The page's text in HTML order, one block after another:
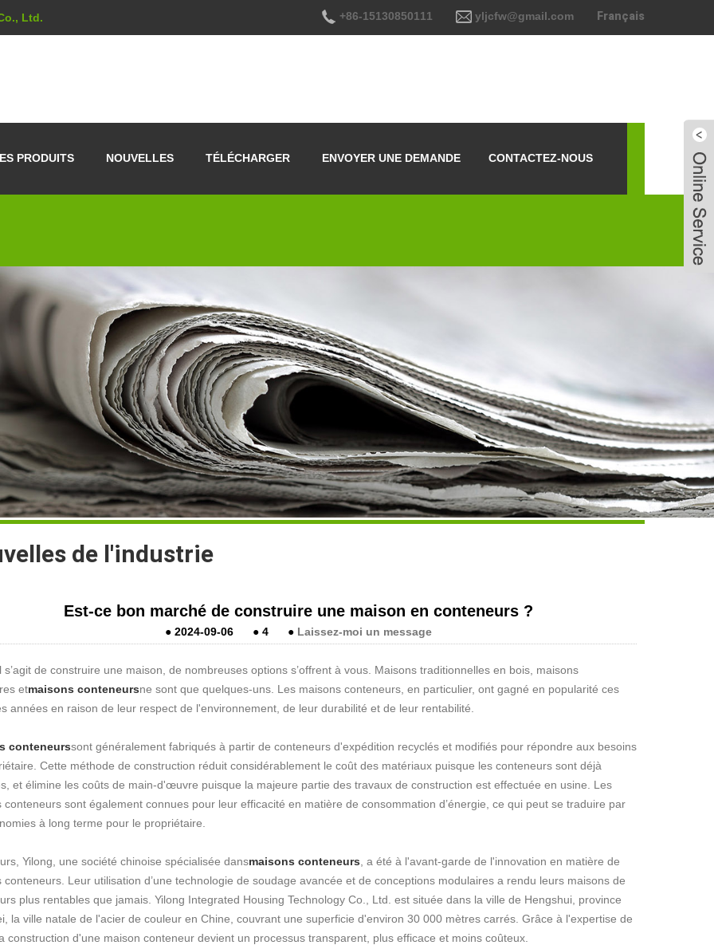
Ltd. +86-15130850111 yljcfw@gmail.com Français
PRODUITS NOUVELLES TÉLÉCHARGER ENVOYER UNE DEMANDE CONTACTEZ-NOUS
de l'industrie
Est-ce bon marché de construire une maison en conteneurs ?
● 2024-09-06 ● 4 ● Laissez-moi un message
s’agit de construire une maison, de nombreuses options s’offrent à vous. Maisons traditionnelles en bois, maisons
etmaisons conteneursne sont que quelques-uns. Les maisons conteneurs, en particulier, ont gagné en popularité ces
années en raison de leur respect de l'environnement, de leur durabilité et de leur rentabilité.
conteneurssont généralement fabriqués à partir de conteneurs d'expédition recyclés et modifiés pour répondre aux besoins
Cette méthode de construction réduit considérablement le coût des matériaux puisque les conteneurs sont déjà
et élimine les coûts de main-d'œuvre puisque la majeure partie des travaux de construction est effectuée en usine. Les
conteneurs sont également connues pour leur efficacité en matière de consommation d’énergie, ce qui peut se traduire par
à long terme pour le propriétaire.
Yilong, une société chinoise spécialisée dansmaisons conteneurs , a été à l'avant-garde de l'innovation en matière de
conteneurs. Leur utilisation d’une technologie de soudage avancée et de conceptions modulaires a rendu leurs maisons de
plus rentables que jamais. Yilong Integrated Housing Technology Co., Ltd. est située dans la ville de Hengshui, province
la ville natale de l'acier de couleur en Chine, couvrant une superficie d'environ 30 000 mètres carrés. Grâce à l'expertise de
construction d'une maison conteneur devient un processus transparent, plus efficace et moins coûteux.